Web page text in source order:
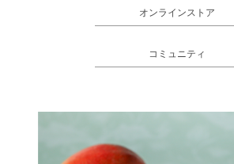
オンラインストア
コミュニティ